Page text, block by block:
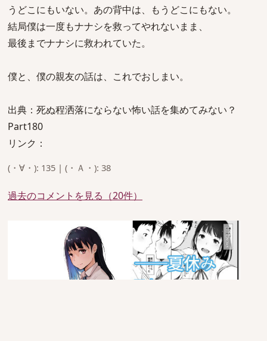
うどこにもいない。あの背中は、もうどこにもない。
結局僕は一度もナナシを救ってやれないまま、
最後までナナシに救われていた。
僕と、僕の親友の話は、これでおしまい。
出典：死ぬ程洒落にならない怖い話を集めてみない？
Part180
リンク：
(・∀・): 135 | (・Ａ・): 38
過去のコメントを見る（20件）